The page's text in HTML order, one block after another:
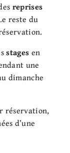
reprises
reste du
stages en
une
dimanche
réservation,
d’une